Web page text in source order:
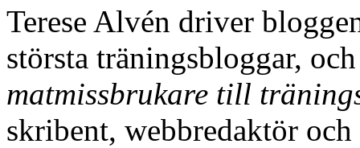
Terese Alvén driver
största träningsbloggar,
matmissbrukare till
skribent, webbredaktör